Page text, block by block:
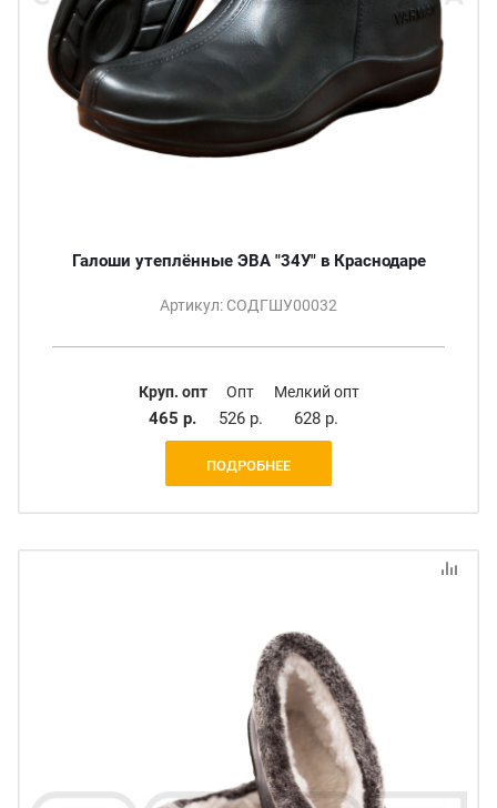
Галоши утеплённые ЭВА "34У" в Краснодаре
Артикул: СОДГШУ00032
Круп. опт
465 р.
Опт
526 р.
Мелкий опт
628 р.
ПОДРОБНЕЕ